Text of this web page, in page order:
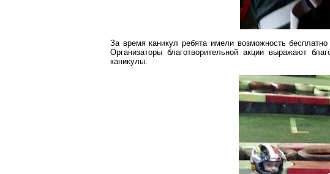
За время каникул ребята имели возможность
Организаторы благотворительной акции выражают
каникулы.